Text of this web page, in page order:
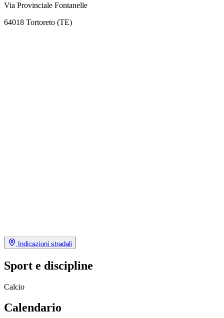
Via Provinciale Fontanelle
64018 Tortoreto (TE)
Indicazioni stradali
Sport e discipline
Calcio
Calendario